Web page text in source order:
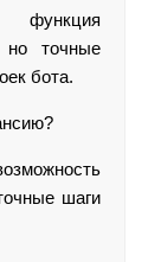
но точные
бота.
шаги